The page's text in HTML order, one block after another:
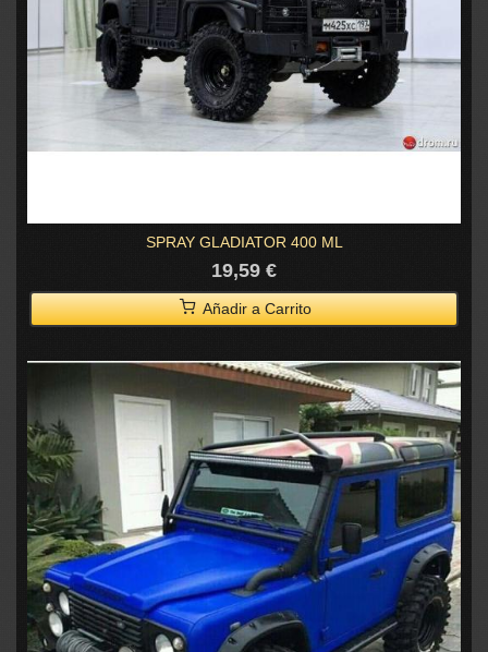
SPRAY GLADIATOR 400 ML
19,59 €
Añadir a Carrito